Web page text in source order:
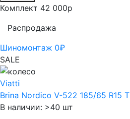
Комплект 42 000р
Распродажа
Шиномонтаж 0₽
SALE
Viatti
Brina Nordico V-522 185/65 R15 T
В наличии: >40 шт